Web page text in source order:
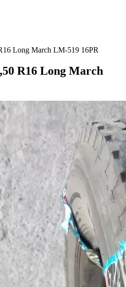
Long March LM-519 16PR
R16 Long March